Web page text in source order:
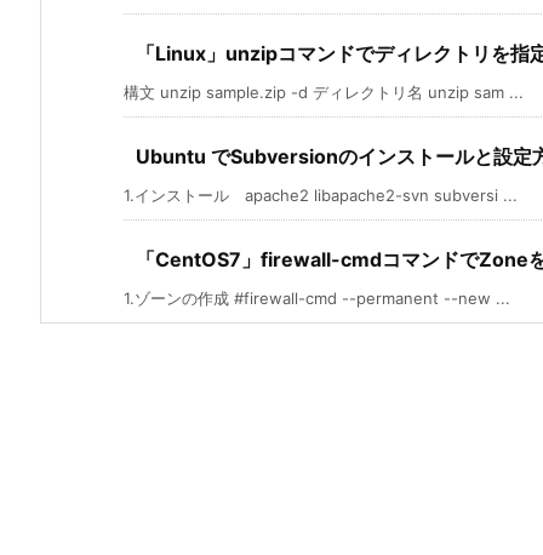
「Linux」unzipコマンドでディレクトリを指
構文 unzip sample.zip -d ディレクトリ名 unzip sam ...
Ubuntu でSubversionのインストールと設定
1.インストール apache2 libapache2-svn subversi ...
「CentOS7」firewall-cmdコマンドでZone
1.ゾーンの作成 #firewall-cmd --permanent --new ...